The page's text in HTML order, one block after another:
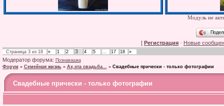
Модуль не
[ Регистрация · Новые
Страница 3из 18 « 1 2 3 4 5 … 17 18 »
Модератор форума: Познавашка
Форум » Семейная жизнь » Ах,эта свадьба... » Свадебные прически - только фотографии
Свадебные прически - только фотографии